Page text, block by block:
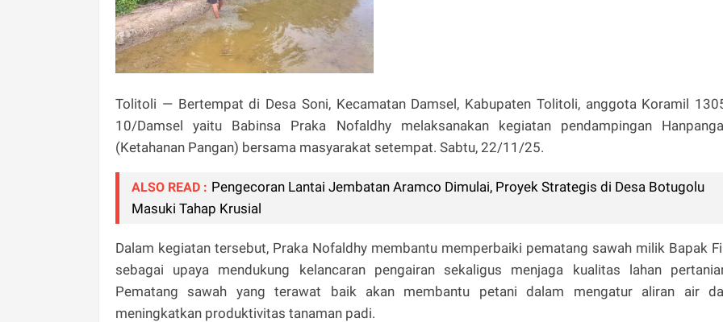
Tolitoli — Bertempat di Desa Soni, Kecamatan Damsel, Kabupaten Tolitoli, anggota Koramil
10/Damsel yaitu Babinsa Praka Nofaldhy melaksanakan kegiatan pendampingan
(Ketahanan Pangan) bersama masyarakat setempat. Sabtu, 22/11/25.
ALSO READ : Pengecoran Lantai Jembatan Aramco Dimulai, Proyek Strategis di Desa Botugolu
Masuki Tahap Krusial
Dalam kegiatan tersebut, Praka Nofaldhy membantu memperbaiki pematang sawah milik Bapak
sebagai upaya mendukung kelancaran pengairan sekaligus menjaga kualitas lahan
Pematang sawah yang terawat baik akan membantu petani dalam mengatur aliran air
meningkatkan produktivitas tanaman padi.